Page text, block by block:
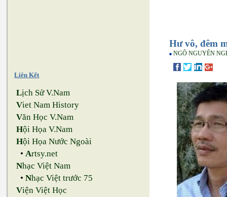
Liên Kết
Lịch Sử V.Nam
Viet Nam History
Văn Học V.Nam
Hội Họa V.Nam
Hội Họa Nước Ngoài
•Artsy.net
Nhạc Việt Nam
•Nhạc Việt trước 75
Viện Việt Học
Hư vô, đêm
NGÔ NGUYÊN